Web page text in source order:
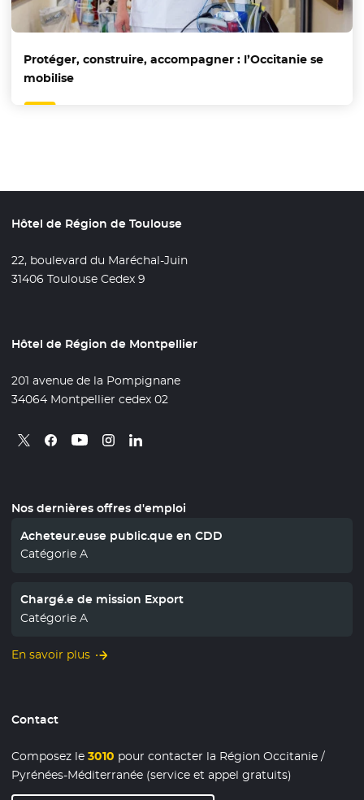
Protéger, construire, accompagner : l’Occitanie se
mobilise
Hôtel de Région de Toulouse
22, boulevard du Maréchal-Juin
31406 Toulouse Cedex 9
Hôtel de Région de Montpellier
201 avenue de la Pompignane
34064 Montpellier cedex 02
Retrouvez nous sur X
- Nouvelle fenêtre
Retrouvez nous sur Facebook
- Nouvelle fenêtre
Retrouvez nous sur Youtube
- Nouvelle fenêtre
Retrouvez nous sur Instagram
- Nouvelle fenêtre
Retrouvez nous sur Linkedin
- Nouvelle fenêtre
Nos dernières offres d'emploi
Acheteur.euse public.que en CDD
Catégorie A
Chargé.e de mission Export
Catégorie A
En savoir plus
Contact
Composez le3010 pour contacter la Région Occitanie /
Pyrénées-Méditerranée (service et appel gratuits)